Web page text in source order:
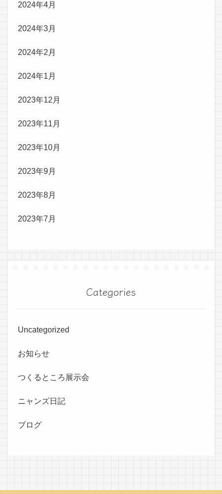
2024年4月
2024年3月
2024年2月
2024年1月
2023年12月
2023年11月
2023年10月
2023年9月
2023年8月
2023年7月
Categories
Uncategorized
お知らせ
つくるところ展示会
ニャンズ日記
ブログ